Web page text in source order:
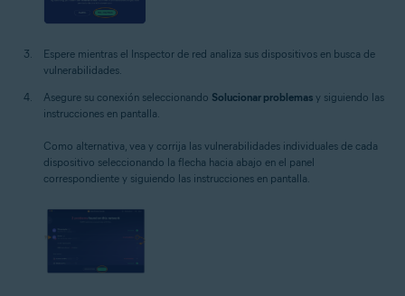
Espere mientras el Inspector de red analiza sus dispositivos en busca de
vulnerabilidades.
Asegure su conexión seleccionando Solucionar problemas y siguiendo las
instrucciones en pantalla.
Como alternativa, vea y corrija las vulnerabilidades individuales de cada
dispositivo seleccionando la flecha hacia abajo en el panel
correspondiente y siguiendo las instrucciones en pantalla.